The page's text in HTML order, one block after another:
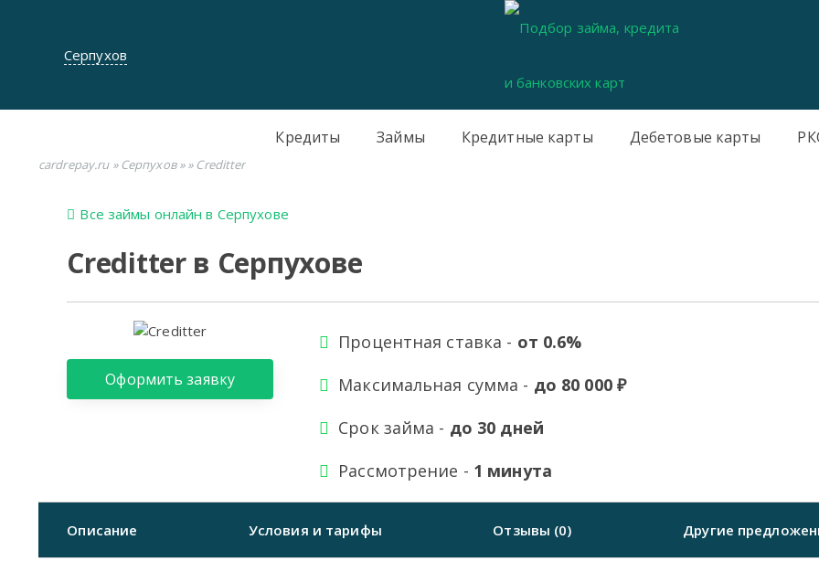
Серпухов
Кредиты Займы Кредитные карты Дебетовые карты
cardrepay.ru» Серпухов»» Creditter
Все займы онлайн в Серпухове
Creditter в Серпухове
Оформить заявку
Процентная ставка - от 0.6%
Максимальная сумма - до 80 000 ₽
Срок займа - до 30 дней
Рассмотрение - 1 минута
Описание Условия и тарифы Отзывы (0) Другие